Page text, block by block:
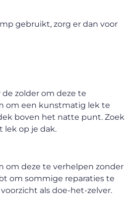
gebruikt, zorg er dan voor
zolder om deze te
om een kunstmatig lek te
boven het natte punt. Zoek
lek op je dak.
om deze te verhelpen zonder
om sommige reparaties te
als doe-het-zelver.